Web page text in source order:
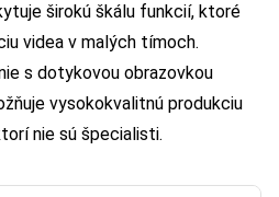
širokú škálu funkcií, ktoré
videa v malých tímoch.
s dotykovou obrazovkou
vysokokvalitnú produkciu
nie sú špecialisti.